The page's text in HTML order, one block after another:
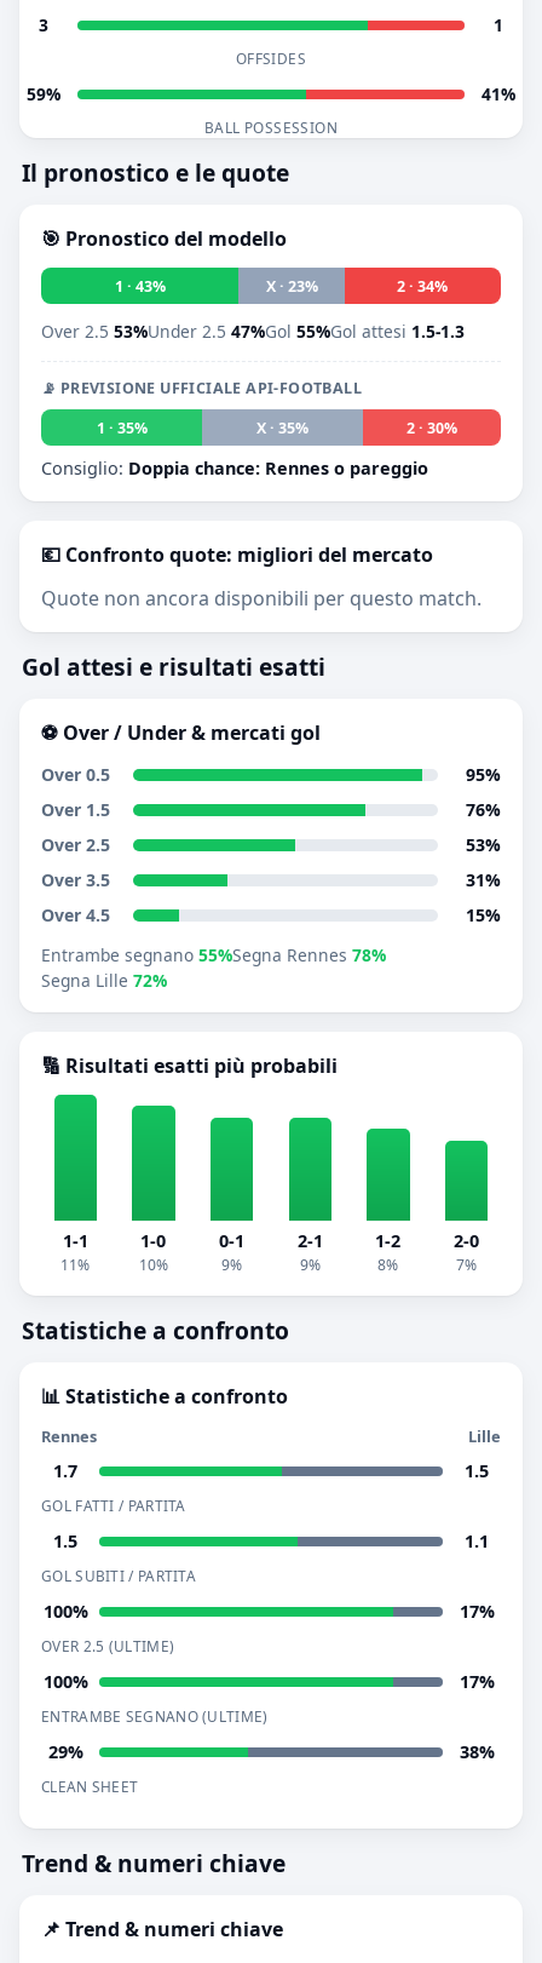
3 1
OFFSIDES
59% 41%
BALL POSSESSION
Il pronostico e le quote
🎯 Pronostico del modello
1 · 43% X · 23% 2 · 34%
Over 2.5 53%Under 2.5 47%Gol 55%Gol attesi 1.5-1.3
📡 PREVISIONE UFFICIALE API-FOOTBALL
1 · 35%
X · 35% 2 · 30%
Consiglio: Doppia chance: Rennes o pareggio
💶 Confronto quote: migliori del mercato
Quote non ancora disponibili per questo match.
Gol attesi e risultati esatti
⚽ Over / Under & mercati gol
Over 0.5
95%
Over 1.5
76%
Over 2.5
53%
Over 3.5
31%
Over 4.5
15%
Entrambe segnano 55%Segna Rennes 78%
Segna Lille 72%
🔢 Risultati esatti più probabili
1-1
11%
1-0
10%
0-1
9%
2-1
9%
1-2
8%
2-0
7%
Statistiche a confronto
📊 Statistiche a confronto
Rennes Lille
1.7 1.5
GOL FATTI / PARTITA
1.5 1.1
GOL SUBITI / PARTITA
100% 17%
OVER 2.5 (ULTIME)
100% 17%
ENTRAMBE SEGNANO (ULTIME)
29% 38%
CLEAN SHEET
Trend & numeri chiave
📌 Trend & numeri chiave